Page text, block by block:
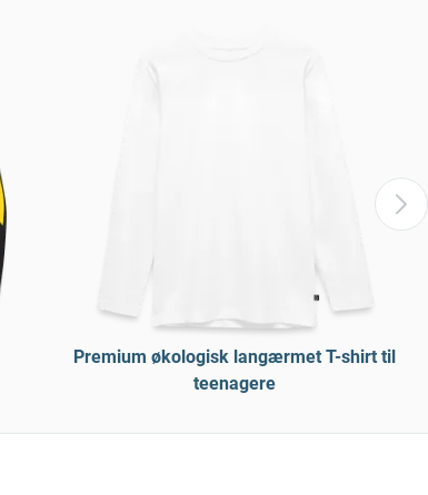
Premium økologisk langærmet T-shirt til
teenagere